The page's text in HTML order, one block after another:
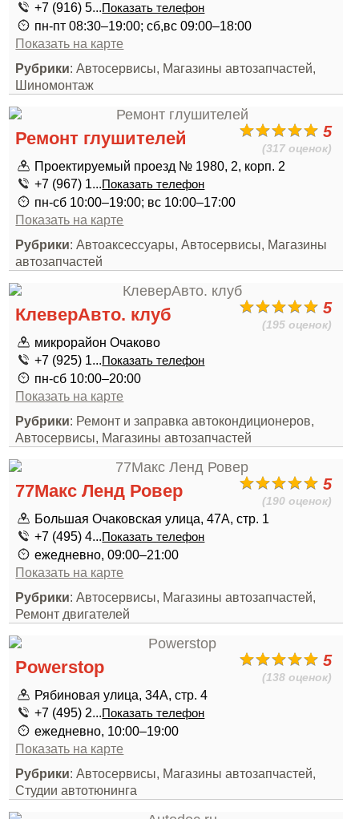
+7 (916) 5...Показать телефон
пн-пт 08:30–19:00; сб,вс 09:00–18:00
Показать на карте
Рубрики: Автосервисы, Магазины автозапчастей,
Шиномонтаж
5
(317 оценок)
Ремонт глушителей
Проектируемый проезд № 1980, 2, корп. 2
+7 (967) 1...Показать телефон
пн-сб 10:00–19:00; вс 10:00–17:00
Показать на карте
Рубрики: Автоаксессуары, Автосервисы, Магазины
автозапчастей
5
(195 оценок)
КлеверАвто. клуб
микрорайон Очаково
+7 (925) 1...Показать телефон
пн-сб 10:00–20:00
Показать на карте
Рубрики: Ремонт и заправка автокондиционеров,
Автосервисы, Магазины автозапчастей
5
(190 оценок)
77Макс Ленд Ровер
Большая Очаковская улица, 47А, стр. 1
+7 (495) 4...Показать телефон
ежедневно, 09:00–21:00
Показать на карте
Рубрики: Автосервисы, Магазины автозапчастей,
Ремонт двигателей
5
(138 оценок)
Powerstop
Рябиновая улица, 34А, стр. 4
+7 (495) 2...Показать телефон
ежедневно, 10:00–19:00
Показать на карте
Рубрики: Автосервисы, Магазины автозапчастей,
Студии автотюнинга